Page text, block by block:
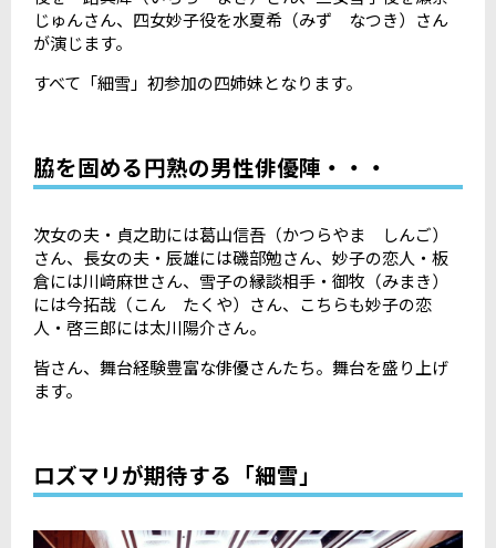
じゅんさん、四女妙子役を水夏希（みず なつき）さん
が演じます。
すべて「細雪」初参加の四姉妹となります。
脇を固める円熟の男性俳優陣・・・
次女の夫・貞之助には葛山信吾（かつらやま しんご）
さん、長女の夫・辰雄には磯部勉さん、妙子の恋人・板
倉には川﨑麻世さん、雪子の縁談相手・御牧（みまき）
には今拓哉（こん たくや）さん、こちらも妙子の恋
人・啓三郎には太川陽介さん。
皆さん、舞台経験豊富な俳優さんたち。舞台を盛り上げ
ます。
ロズマリが期待する「細雪」